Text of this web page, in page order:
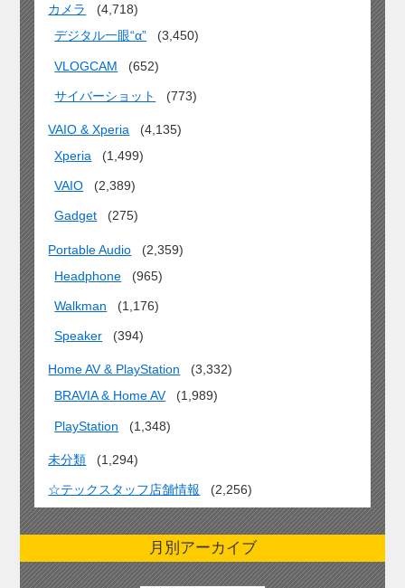
カメラ
(4,718)
デジタル一眼“α”
(3,450)
VLOGCAM (652)
サイバーショット (773)
VAIO & Xperia
(4,135)
Xperia
(1,499)
VAIO (2,389)
Gadget (275)
Portable Audio
(2,359)
Headphone
(965)
Walkman (1,176)
Speaker (394)
Home AV & PlayStation
(3,332)
BRAVIA & Home AV
(1,989)
PlayStation (1,348)
未分類 (1,294)
☆テックスタッフ店舗情報 (2,256)
月別アーカイブ
月